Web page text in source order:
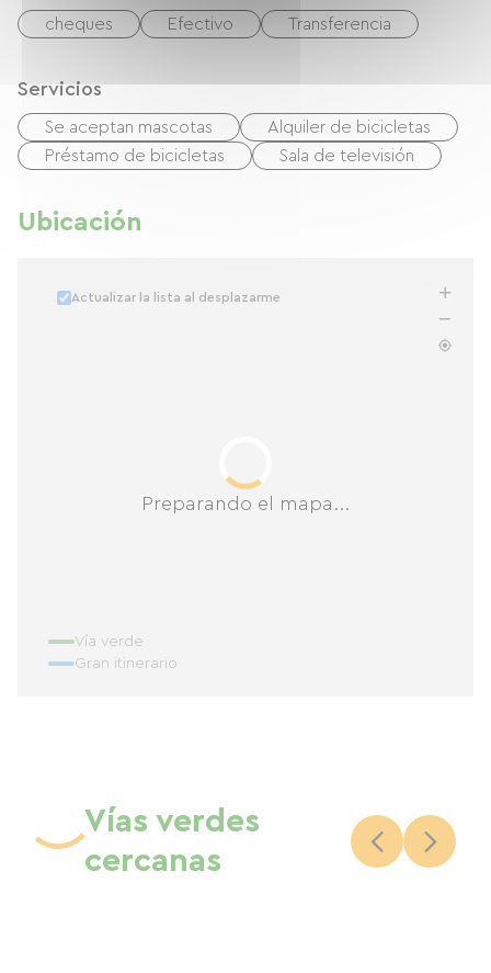
cheques Efectivo Transferencia
Servicios
Se aceptan mascotas
Alquiler de bicicletas
Préstamo de bicicletas
Sala de televisión
Ubicación
Preparando el mapa...
Actualizar la lista al desplazarme
Vía verde
Gran itinerario
Vías verdes
cercanas